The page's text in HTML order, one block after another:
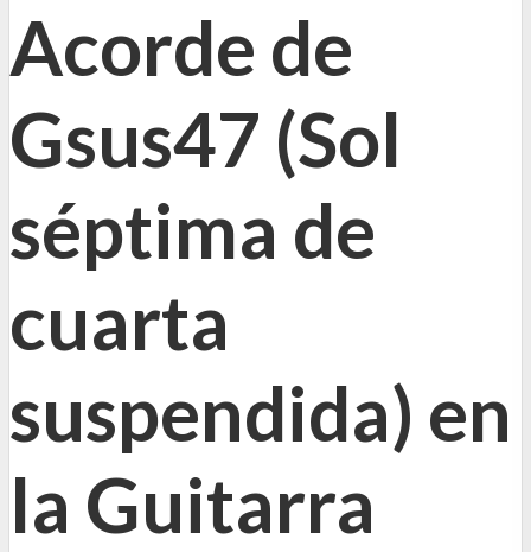
Acorde de
Gsus47 (Sol
séptima de
cuarta
suspendida) en
la Guitarra